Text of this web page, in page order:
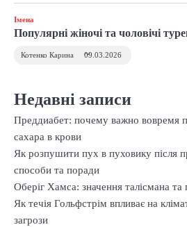
Імена
Популярні жіночі та чоловічі
Котенко Карина 09.03.2026
Недавні записи
Преддиабет: почему важно вовремя
сахара в крови
Як розпушити пух в пуховику після
способи та поради
Оберіг Хамса: значення талісмана та
Як течія Гольфстрім впливає на
загрози